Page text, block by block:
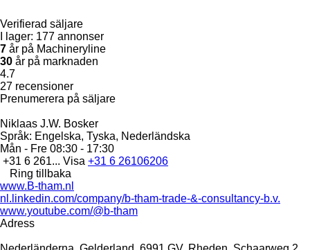
Verifierad säljare
I lager: 177 annonser
7 år på Machineryline
30 år på marknaden
4.7
27 recensioner
Prenumerera på säljare
Niklaas J.W. Bosker
Språk: Engelska, Tyska, Nederländska
Mån - Fre 08:30 - 17:30
+31 6 261... Visa +31 6 26106206
Ring tillbaka
www.B-tham.nl
nl.linkedin.com/company/b-tham-trade-&-consultancy-b.v.
www.youtube.com/@b-tham
Adress